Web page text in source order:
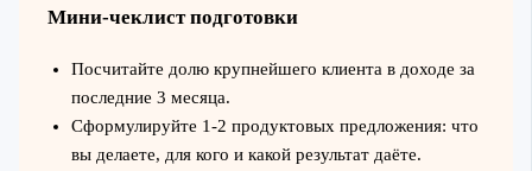
Мини-чеклист подготовки
Посчитайте долю крупнейшего клиента в доходе за
последние 3 месяца.
Сформулируйте 1-2 продуктовых предложения: что
вы делаете, для кого и какой результат даёте.